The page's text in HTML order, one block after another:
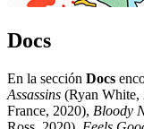
Docs
En la sección Docs
Assassins (Ryan White,
France, 2020), Bloody